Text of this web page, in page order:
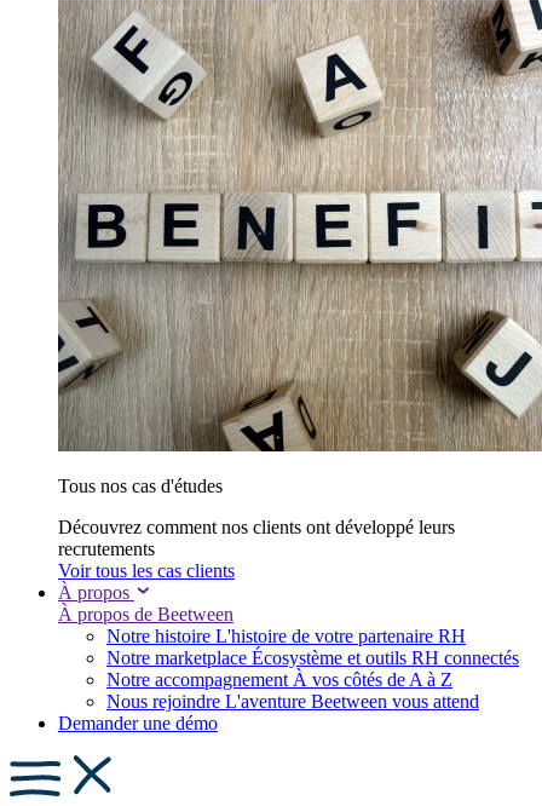
Tous nos cas d'études
Découvrez comment nos clients ont développé leurs
recrutements
Voir tous les cas clients
À propos
À propos de Beetween
Notre histoire L'histoire de votre partenaire RH
Notre marketplace Écosystème et outils RH connectés
Notre accompagnement À vos côtés de A à Z
Nous rejoindre L'aventure Beetween vous attend
Demander une démo